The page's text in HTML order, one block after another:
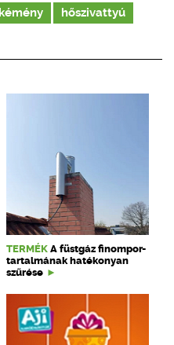
kémény hőszivattyú
TERMÉK A füstgáz finompor-
tartalmának hatékonyan
szűrése